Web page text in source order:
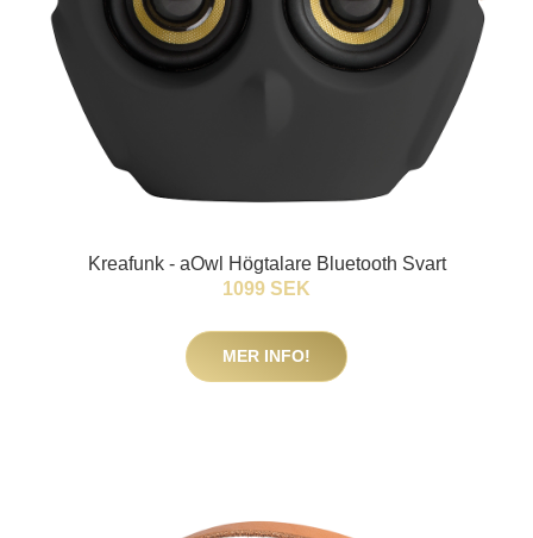
Kreafunk - aOwl Högtalare Bluetooth Svart
1099 SEK
MER INFO!